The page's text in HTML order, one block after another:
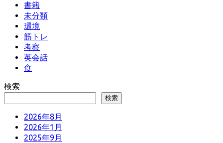
書籍
未分類
環境
筋トレ
考察
英会話
食
検索
検索
2026年8月
2026年1月
2025年9月